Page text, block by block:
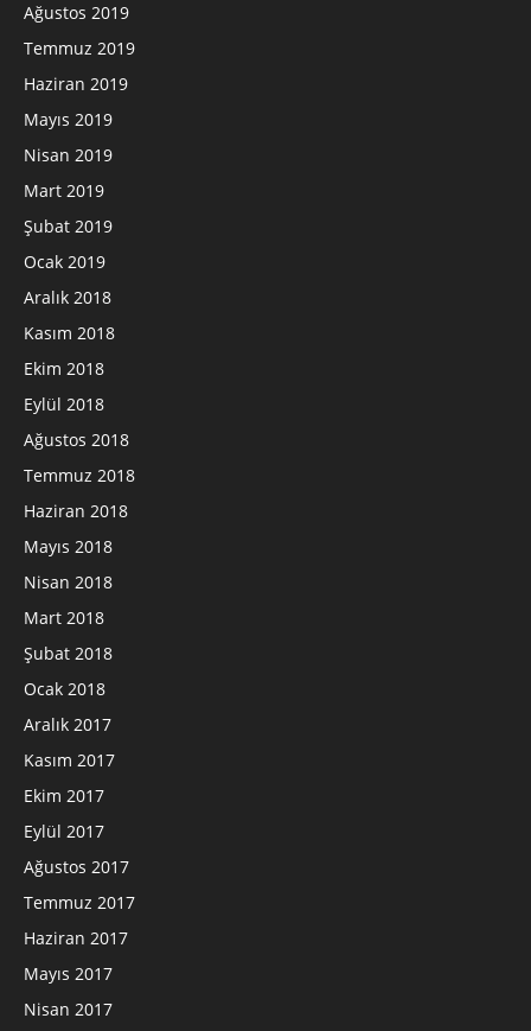
Ağustos 2019
Temmuz 2019
Haziran 2019
Mayıs 2019
Nisan 2019
Mart 2019
Şubat 2019
Ocak 2019
Aralık 2018
Kasım 2018
Ekim 2018
Eylül 2018
Ağustos 2018
Temmuz 2018
Haziran 2018
Mayıs 2018
Nisan 2018
Mart 2018
Şubat 2018
Ocak 2018
Aralık 2017
Kasım 2017
Ekim 2017
Eylül 2017
Ağustos 2017
Temmuz 2017
Haziran 2017
Mayıs 2017
Nisan 2017